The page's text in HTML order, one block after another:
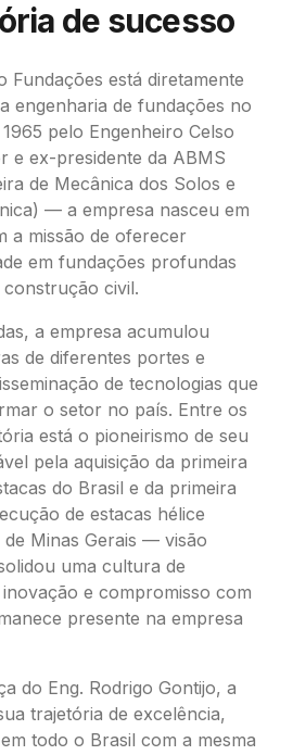
de sucesso
Fundações está diretamente
engenharia de fundações no
pelo Engenheiro Celso
e ex-presidente da ABMS
de Mecânica dos Solos e
— a empresa nasceu em
a missão de oferecer
em fundações profundas
civil.
a empresa acumulou
de diferentes portes e
de tecnologias que
o setor no país. Entre os
está o pioneirismo de seu
pela aquisição da primeira
do Brasil e da primeira
de estacas hélice
Minas Gerais — visão
uma cultura de
e compromisso com
presente na empresa
do Eng. Rodrigo Gontijo, a
trajetória de excelência,
todo o Brasil com a mesma